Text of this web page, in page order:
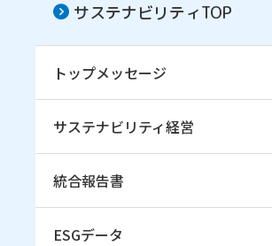
サステナビリティTOP
トップメッセージ
サステナビリティ経営
統合報告書
ESGデータ